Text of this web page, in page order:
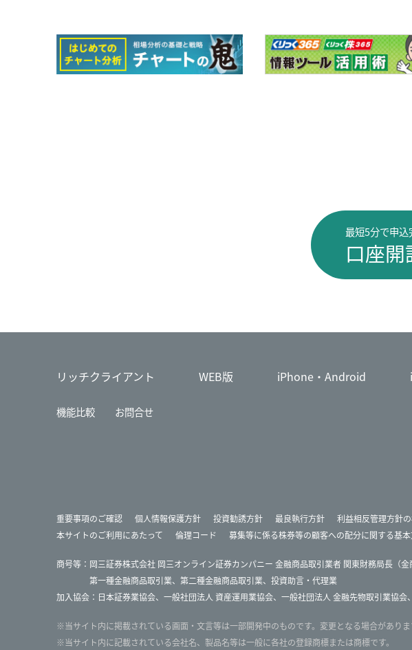
最短5分で申込
口座開
リッチクライアント WEB版 iPhone・Android
機能比較 お問合せ
重要事項のご確認 個人情報保護方針 投資勧誘方針 最良執行方針 利益相反管理方針
本サイトのご利用にあたって
倫理コード 募集等に係る株券等の顧客への配分に関する基
商号等： 岡三証券株式会社 岡三オンライン証券カンパニー 金融商品取引業者 関東財務局長（
第一種金融商品取引業、第二種金融商品取引業、投資助言・代理業
加入協会： 日本証券業協会、 一般社団法人 資産運用業協会、 一般社団法人 金融先物取引業協会、
※当サイト内に掲載されている画面・文言等は一部開発中のものです。変更となる場合がありま
※当サイト内に記載されている会社名、製品名等は一般に各社の登録商標または商標です。